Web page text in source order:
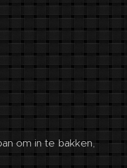
om in te bakken,